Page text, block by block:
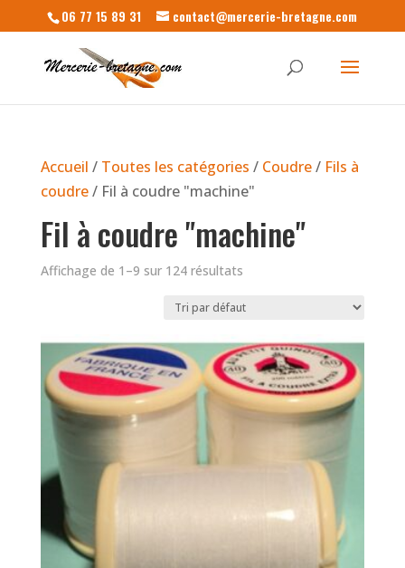
06 77 15 89 31 contact@mercerie-bretagne.com
Accueil / Toutes les catégories / Coudre/ Fils à
coudre/ Fil à coudre "machine"
Fil à coudre "machine"
Affichage de 1–9 sur 124 résultats